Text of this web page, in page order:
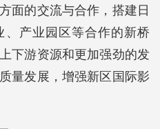
面的交流与合作，搭建日
产业园区等合作的新桥
下游资源和更加强劲的发
量发展，增强新区国际影